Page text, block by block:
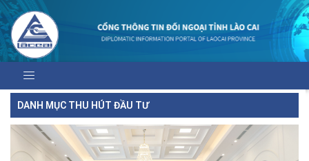
DANH MỤC THU HÚT ĐẦU TƯ